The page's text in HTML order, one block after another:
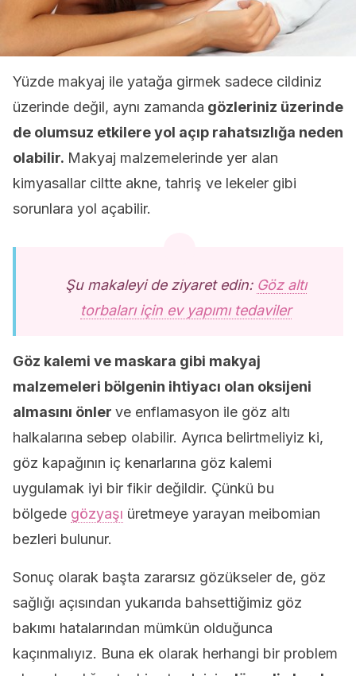
Yüzde makyaj ile yatağa girmek sadece cildiniz
üzerinde değil, aynı zamanda gözleriniz üzerinde
de olumsuz etkilere yol açıp rahatsızlığa neden
olabilir. Makyaj malzemelerinde yer alan
kimyasallar ciltte akne, tahriş ve lekeler gibi
sorunlara yol açabilir.
Şu makaleyi de ziyaret edin: Göz altı
torbaları için ev yapımı tedaviler
Göz kalemi ve maskara gibi makyaj
malzemeleri bölgenin ihtiyacı olan oksijeni
almasını önler ve enflamasyon ile göz altı
halkalarına sebep olabilir. Ayrıca belirtmeliyiz ki,
göz kapağının iç kenarlarına göz kalemi
uygulamak iyi bir fikir değildir. Çünkü bu
bölgede gözyaşı üretmeye yarayan meibomian
bezleri bulunur.
Sonuç olarak başta zararsız gözükseler de, göz
sağlığı açısından yukarıda bahsettiğimiz göz
bakımı hatalarından mümkün olduğunca
kaçınmalıyız. Buna ek olarak herhangi bir problem